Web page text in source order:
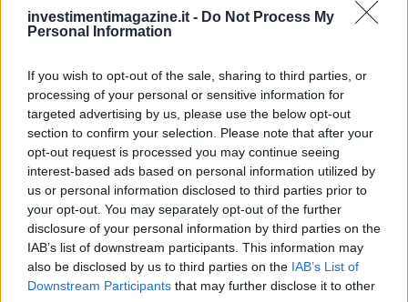
investimentimagazine.it - Do Not Process My
Personal Information
If you wish to opt-out of the sale, sharing to third parties, or
processing of your personal or sensitive information for
targeted advertising by us, please use the below opt-out
section to confirm your selection. Please note that after your
opt-out request is processed you may continue seeing
interest-based ads based on personal information utilized by
us or personal information disclosed to third parties prior to
your opt-out. You may separately opt-out of the further
disclosure of your personal information by third parties on the
IAB’s list of downstream participants. This information may
also be disclosed by us to third parties on the IAB’s List of
Downstream Participants that may further disclose it to other
Petrolio in calo, Brent a 88.9 USD dopo un ribasso del 8.3%
Andrea Innocenti · 7 Ago 2026
NEWS